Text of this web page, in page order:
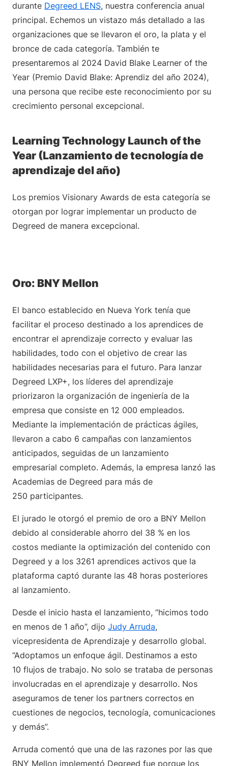
durante Degreed LENS, nuestra conferencia anual
principal. Echemos un vistazo más detallado a las
organizaciones que se llevaron el oro, la plata y el
bronce de cada categoría. También te
presentaremos al 2024 David Blake Learner of the
Year (Premio David Blake: Aprendiz del año 2024),
una persona que recibe este reconocimiento por su
crecimiento personal excepcional.
Learning Technology Launch of the
Year (Lanzamiento de tecnología de
aprendizaje del año)
Los premios Visionary Awards de esta categoría se
otorgan por lograr implementar un producto de
Degreed de manera excepcional.
Oro: BNY Mellon
El banco establecido en Nueva York tenía que
facilitar el proceso destinado a los aprendices de
encontrar el aprendizaje correcto y evaluar las
habilidades, todo con el objetivo de crear las
habilidades necesarias para el futuro. Para lanzar
Degreed LXP+, los líderes del aprendizaje
priorizaron la organización de ingeniería de la
empresa que consiste en 12 000 empleados.
Mediante la implementación de prácticas ágiles,
llevaron a cabo 6 campañas con lanzamientos
anticipados, seguidas de un lanzamiento
empresarial completo. Además, la empresa lanzó las
Academias de Degreed para más de
250 participantes.
El jurado le otorgó el premio de oro a BNY Mellon
debido al considerable ahorro del 38 % en los
costos mediante la optimización del contenido con
Degreed y a los 3261 aprendices activos que la
plataforma captó durante las 48 horas posteriores
al lanzamiento.
Desde el inicio hasta el lanzamiento, “hicimos todo
en menos de 1 año”, dijo Judy Arruda,
vicepresidenta de Aprendizaje y desarrollo global.
“Adoptamos un enfoque ágil. Destinamos a esto
10 flujos de trabajo. No solo se trataba de personas
involucradas en el aprendizaje y desarrollo. Nos
aseguramos de tener los partners correctos en
cuestiones de negocios, tecnología, comunicaciones
y demás”.
Arruda comentó que una de las razones por las que
BNY Mellon implementó Degreed fue porque los